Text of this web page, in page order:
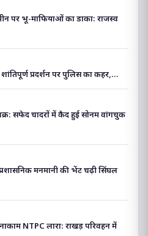
पर भू-माफियाओं का डाका: राजस्व
शांतिपूर्ण प्रदर्शन पर पुलिस का कहर,...
सफेद चादरों में कैद हुई सोनम वांगचुक
मनमानी की भेंट चढ़ी सिंघल
NTPC लारा: राखड़ परिवहन में